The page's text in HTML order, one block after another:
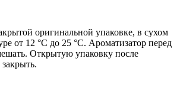
оригинальной упаковке, в сухом
от 12 °C до 25 °C. Ароматизатор перед
Открытую упаковку после